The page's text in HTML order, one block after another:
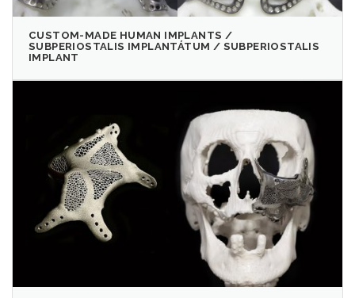
CUSTOM-MADE HUMAN IMPLANTS /
SUBPERIOSTALIS IMPLANTÁTUM / SUBPERIOSTALIS
IMPLANT